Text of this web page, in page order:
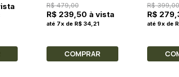
Masculino 50ml
R$ 479,00
R$ 239,50 à vista
até 7x de R$ 34,21
COMPRAR
R$ 399,00
R$
até 9x de